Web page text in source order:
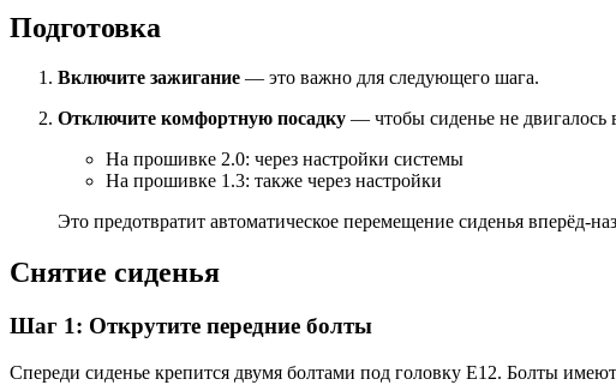
Подготовка
Включите зажигание — это важно для следующего шага.
Отключите комфортную посадку — чтобы сиденье не двигалось
На прошивке 2.0: через настройки системы
На прошивке 1.3: также через настройки
Это предотвратит автоматическое перемещение сиденья вперёд-
Снятие сиденья
Шаг 1: Открутите передние болты
Спереди сиденье крепится двумя болтами под головку E12. Болты